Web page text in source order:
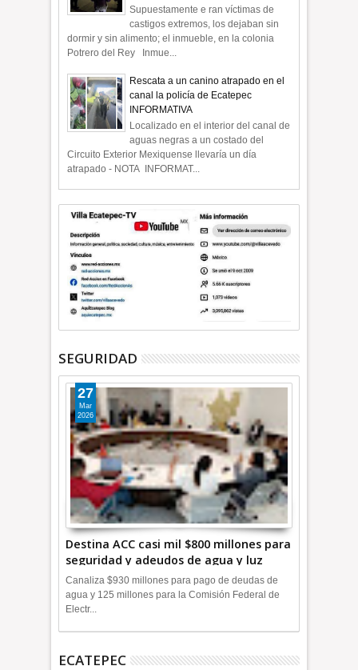
Supuestamente e ran víctimas de
castigos extremos, los dejaban sin
dormir y sin alimento; el inmueble, en la colonia
Potrero del Rey Inmue...
Rescata a un canino atrapado en el
canal la policía de Ecatepec
INFORMATIVA
Localizado en el interior del canal de
aguas negras a un costado del
Circuito Exterior Mexiquense llevaría un día
atrapado - NOTA INFORMAT...
SEGURIDAD
Destina ACC casi mil $800 millones para
seguridad y adeudos de agua y luz
+Video
27
Mar
2026
Canaliza $930 millones para pago de deudas de
agua y 125 millones para la Comisión Federal de
Electr...
ECATEPEC